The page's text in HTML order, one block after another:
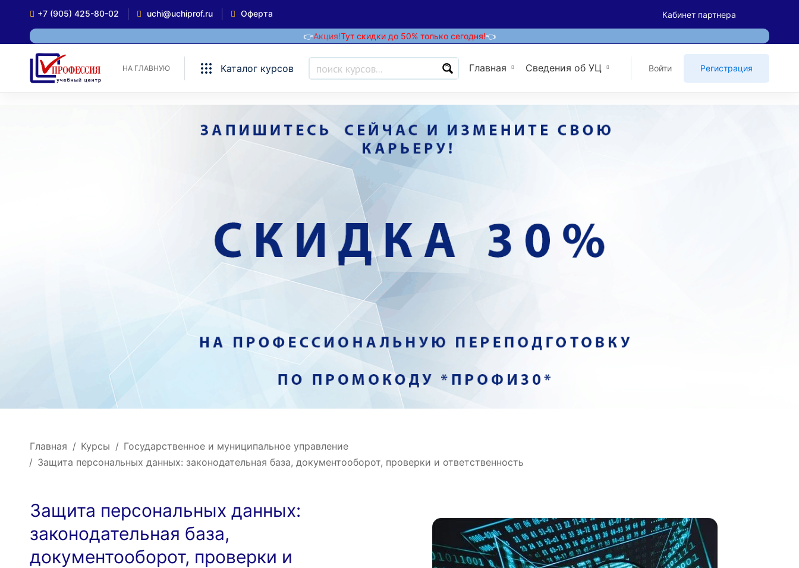
+7 (905) 425-80-02 uchi@uchiprof.ru Оферта Кабинет партнера
👉Акция!Тут скидки до 50% только сегодня!👈
НА ГЛАВНУЮ Каталог курсов Главная Сведения об УЦ Войти Регистрация
Главная Курсы
Государственное и муниципальное управление
Защита персональных данных: законодательная база, документооборот, проверки и ответственность
Защита персональных данных:
законодательная база,
документооборот, проверки и